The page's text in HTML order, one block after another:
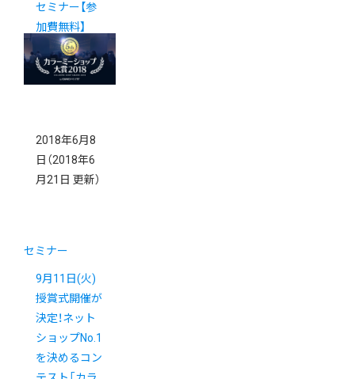
セミナー【参
加費無料】
2018年6月8
日 （2018年6
月21日 更新）
セミナー
9月11日(火)
授賞式開催が
決定！ネット
ショップNo.1
を決めるコン